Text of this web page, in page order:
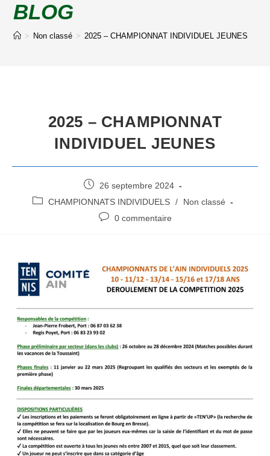
BLOG
> Non classé > 2025 – CHAMPIONNAT INDIVIDUEL JEUNES
2025 – CHAMPIONNAT
INDIVIDUEL JEUNES
26 septembre 2024
CHAMPIONNATS INDIVIDUELS /
Non classé
0 commentaire